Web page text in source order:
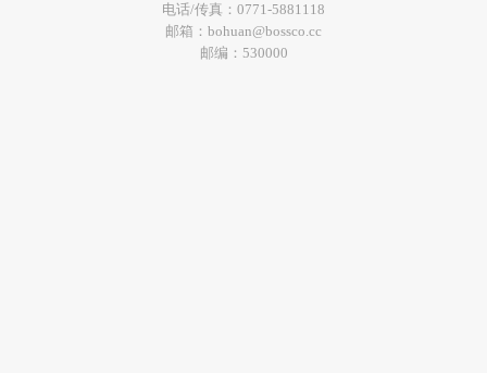
电话/传真：0771-5881118
邮箱：bohuan@bossco.cc
邮编：530000